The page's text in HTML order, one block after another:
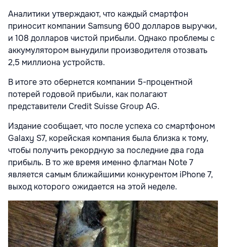
Аналитики утверждают, что каждый смартфон
приносит компании Samsung 600 долларов выручки,
и 108 долларов чистой прибыли. Однако проблемы с
аккумулятором вынудили производителя отозвать
2,5 миллиона устройств.
В итоге это обернется компании 5-процентной
потерей годовой прибыли, как полагают
представители Credit Suisse Group AG.
Издание сообщает, что после успеха со смартфоном
Galaxy S7, корейская компания была близка к тому,
чтобы получить рекордную за последние два года
прибыль. В то же время именно флагман Note 7
является самым ближайшими конкурентом iPhone 7,
выход которого ожидается на этой неделе.